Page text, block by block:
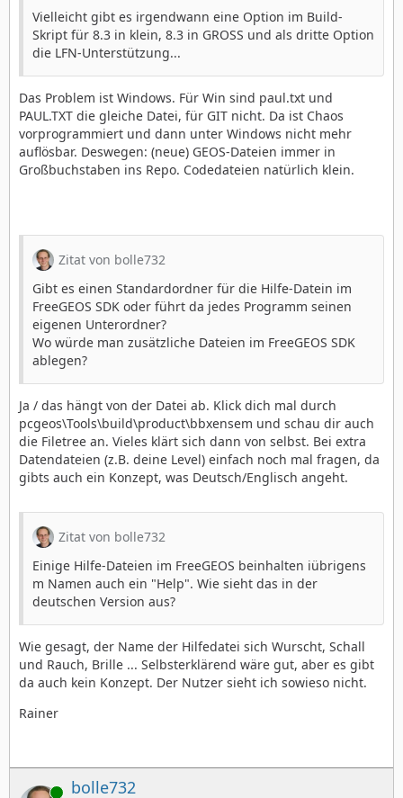
Vielleicht gibt es irgendwann eine Option im Build-
Skript für 8.3 in klein, 8.3 in GROSS und als dritte Option
die LFN-Unterstützung...
Das Problem ist Windows. Für Win sind paul.txt und
PAUL.TXT die gleiche Datei, für GIT nicht. Da ist Chaos
vorprogrammiert und dann unter Windows nicht mehr
auflösbar. Deswegen: (neue) GEOS-Dateien immer in
Großbuchstaben ins Repo. Codedateien natürlich klein.
Zitat von bolle732
Gibt es einen Standardordner für die Hilfe-Datein im
FreeGEOS SDK oder führt da jedes Programm seinen
eigenen Unterordner?
Wo würde man zusätzliche Dateien im FreeGEOS SDK
ablegen?
Ja / das hängt von der Datei ab. Klick dich mal durch
pcgeos\Tools\build\product\bbxensem und schau dir auch
die Filetree an. Vieles klärt sich dann von selbst. Bei extra
Datendateien (z.B. deine Level) einfach noch mal fragen, da
gibts auch ein Konzept, was Deutsch/Englisch angeht.
Zitat von bolle732
Einige Hilfe-Dateien im FreeGEOS beinhalten iübrigens
m Namen auch ein "Help". Wie sieht das in der
deutschen Version aus?
Wie gesagt, der Name der Hilfedatei sich Wurscht, Schall
und Rauch, Brille ... Selbsterklärend wäre gut, aber es gibt
da auch kein Konzept. Der Nutzer sieht ich sowieso nicht.
Rainer
Online bolle732